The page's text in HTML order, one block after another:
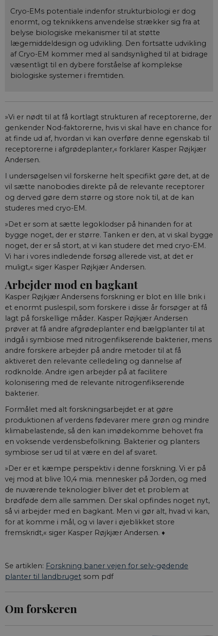
Cryo-EMs potentiale indenfor strukturbiologi er dog
enormt, og teknikkens anvendelse strækker sig fra at
belyse biologiske mekanismer til at støtte
lægemiddeldesign og udvikling. Den fortsatte udvikling
af Cryo-EM kommer med al sandsynlighed til at bidrage
væsentligt til en dybere forståelse af komplekse
biologiske systemer i fremtiden.
»Vi er nødt til at få kortlagt strukturen af receptorerne, der
genkender Nod-faktorerne, hvis vi skal have en chance for
at finde ud af, hvordan vi kan overføre denne egenskab til
receptorerne i afgrødeplanter,« forklarer Kasper Røjkjær
Andersen.
I undersøgelsen vil forskerne helt specifikt gøre det, at de
vil sætte nanobodies direkte på de relevante receptorer
og derved gøre dem større og store nok til, at de kan
studeres med cryo-EM.
»Det er som at sætte legoklodser på hinanden for at
bygge noget, der er større. Tanken er den, at vi skal bygge
noget, der er så stort, at vi kan studere det med cryo-EM.
Vi har i vores indledende forsøg allerede vist, at det er
muligt,« siger Kasper Røjkjær Andersen.
Arbejder mod en bagkant
Kasper Røjkjær Andersens forskning er blot en lille brik i
et enormt puslespil, som forskere i disse år forsøger at få
lagt på forskellige måder. Kasper Røjkjær Andersen
prøver at få andre afgrødeplanter end bælgplanter til at
indgå i symbiose med nitrogenfikserende bakterier, mens
andre forskere arbejder på andre metoder til at få
aktiveret den relevante celledeling og dannelse af
rodknolde. Andre igen arbejder på at facilitere
kolonisering med de relevante nitrogenfikserende
bakterier.
Formålet med alt forskningsarbejdet er at gøre
produktionen af verdens fødevarer mere grøn og mindre
klimabelastende, så den kan imødekomme behovet fra
en voksende verdensbefolkning. Bakterier og planters
symbiose ser ud til at være en del af svaret.
»Der er et kæmpe perspektiv i denne forskning. Vi er på
vej mod at blive 10,4 mia. mennesker på Jorden, og med
de nuværende teknologier bliver det et problem at
brødføde dem alle sammen. Der skal opfindes noget nyt,
så vi arbejder med en bagkant. Men vi gør alt, hvad vi kan,
for at komme i mål, og vi laver i øjeblikket store
fremskridt,« siger Kasper Røjkjær Andersen. ♦
Se artiklen: Forskning baner vejen for selv-gødende
planter til landbruget som pdf
Om forskeren